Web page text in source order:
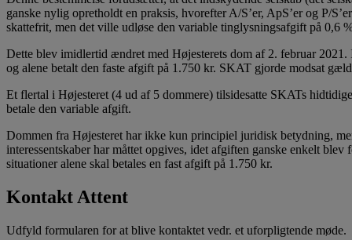
ganske nylig opretholdt en praksis, hvorefter A/S’er, ApS’er og P/
skattefrit, men det ville udløse den variable tinglysningsafgift på 0,6
Dette blev imidlertid ændret med Højesterets dom af 2. februar
og alene betalt den faste afgift på 1.750 kr. SKAT gjorde modsat
Et flertal i Højesteret (4 ud af 5 dommere) tilsidesatte SKATs
betale den variable afgift.
Dommen fra Højesteret har ikke kun principiel juridisk betydning,
interessentskaber har måttet opgives, idet afgiften ganske enkelt
situationer alene skal betales en fast afgift på 1.750 kr.
Kontakt Attent
Udfyld formularen for at blive kontaktet vedr. et uforpligtende møde.